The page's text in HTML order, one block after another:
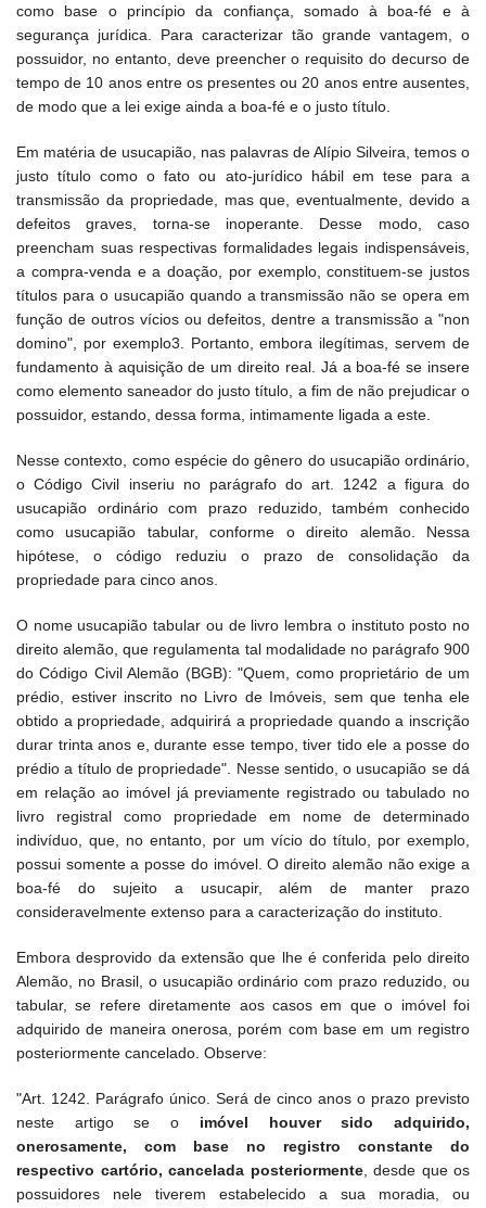
como base o princípio da confiança, somado à boa-fé e à
segurança jurídica. Para caracterizar tão grande vantagem, o
possuidor, no entanto, deve preencher o requisito do decurso de
tempo de 10 anos entre os presentes ou 20 anos entre ausentes,
de modo que a lei exige ainda a boa-fé e o justo título.
Em matéria de usucapião, nas palavras de Alípio Silveira, temos o
justo título como o fato ou ato-jurídico hábil em tese para a
transmissão da propriedade, mas que, eventualmente, devido a
defeitos graves, torna-se inoperante. Desse modo, caso
preencham suas respectivas formalidades legais indispensáveis,
a compra-venda e a doação, por exemplo, constituem-se justos
títulos para o usucapião quando a transmissão não se opera em
função de outros vícios ou defeitos, dentre a transmissão a "non
domino", por exemplo3. Portanto, embora ilegítimas, servem de
fundamento à aquisição de um direito real. Já a boa-fé se insere
como elemento saneador do justo título, a fim de não prejudicar o
possuidor, estando, dessa forma, intimamente ligada a este.
Nesse contexto, como espécie do gênero do usucapião ordinário,
o Código Civil inseriu no parágrafo do art. 1242 a figura do
usucapião ordinário com prazo reduzido, também conhecido
como usucapião tabular, conforme o direito alemão. Nessa
hipótese, o código reduziu o prazo de consolidação da
propriedade para cinco anos.
O nome usucapião tabular ou de livro lembra o instituto posto no
direito alemão, que regulamenta tal modalidade no parágrafo 900
do Código Civil Alemão (BGB): "Quem, como proprietário de um
prédio, estiver inscrito no Livro de Imóveis, sem que tenha ele
obtido a propriedade, adquirirá a propriedade quando a inscrição
durar trinta anos e, durante esse tempo, tiver tido ele a posse do
prédio a título de propriedade". Nesse sentido, o usucapião se dá
em relação ao imóvel já previamente registrado ou tabulado no
livro registral como propriedade em nome de determinado
indivíduo, que, no entanto, por um vício do título, por exemplo,
possui somente a posse do imóvel. O direito alemão não exige a
boa-fé do sujeito a usucapir, além de manter prazo
consideravelmente extenso para a caracterização do instituto.
Embora desprovido da extensão que lhe é conferida pelo direito
Alemão, no Brasil, o usucapião ordinário com prazo reduzido, ou
tabular, se refere diretamente aos casos em que o imóvel foi
adquirido de maneira onerosa, porém com base em um registro
posteriormente cancelado. Observe:
"Art. 1242. Parágrafo único. Será de cinco anos o prazo previsto
neste artigo se o imóvel houver sido adquirido,
onerosamente, com base no registro constante do
respectivo cartório, cancelada posteriormente, desde que os
possuidores nele tiverem estabelecido a sua moradia, ou